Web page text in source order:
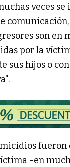
veces
son en
por la
sus hijos o
-en